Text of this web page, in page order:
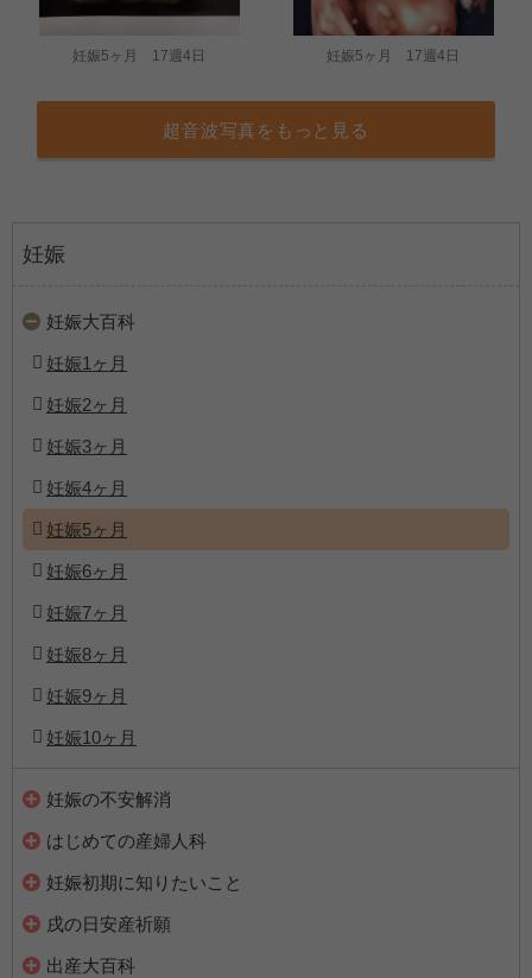
妊娠5ヶ月 17週4日 妊娠5ヶ月 17週4日
超音波写真をもっと見る
妊娠
妊娠大百科
妊娠1ヶ月
妊娠2ヶ月
妊娠3ヶ月
妊娠4ヶ月
妊娠5ヶ月
妊娠6ヶ月
妊娠7ヶ月
妊娠8ヶ月
妊娠9ヶ月
妊娠10ヶ月
妊娠の不安解消
はじめての産婦人科
妊娠初期に知りたいこと
戌の日安産祈願
出産大百科